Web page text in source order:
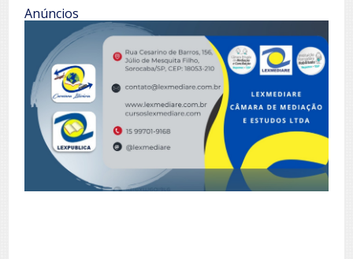
Anúncios